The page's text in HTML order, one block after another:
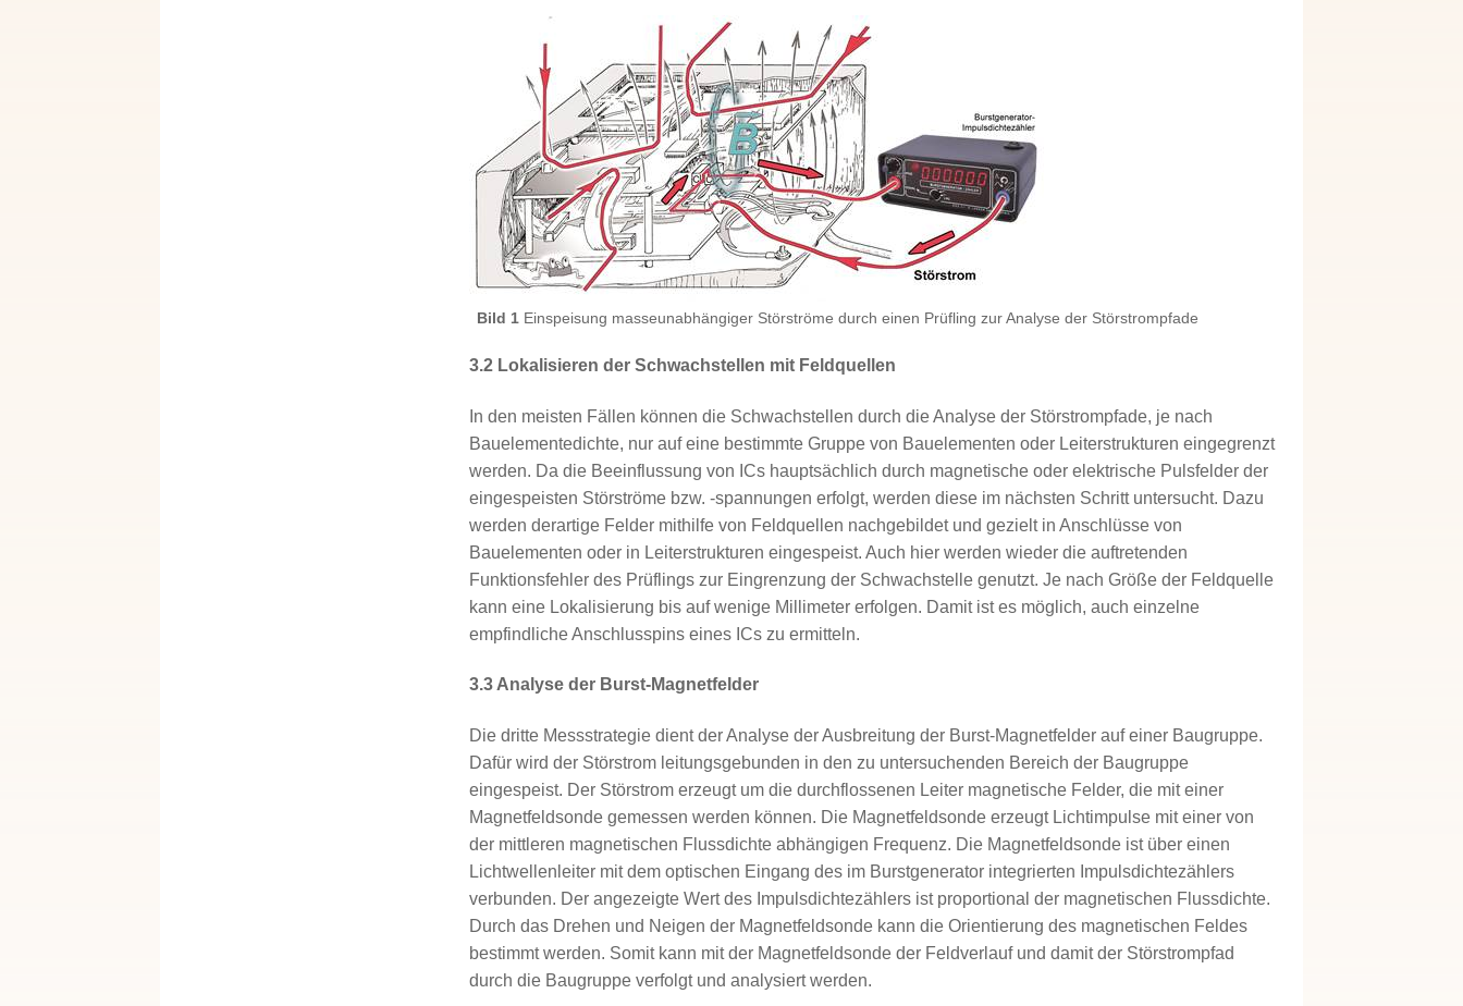
Bild 1 Einspeisung masseunabhängiger Störströme durch einen Prüfling zur Analyse der Störstrompfade
3.2 Lokalisieren der Schwachstellen mit Feldquellen
In den meisten Fällen können die Schwachstellen durch die Analyse der Störstrompfade, je nach
Bauelementedichte, nur auf eine bestimmte Gruppe von Bauelementen oder Leiterstrukturen eingegrenzt
werden. Da die Beeinflussung von ICs hauptsächlich durch magnetische oder elektrische Pulsfelder der
eingespeisten Störströme bzw. -spannungen erfolgt, werden diese im nächsten Schritt untersucht. Dazu
werden derartige Felder mithilfe von Feldquellen nachgebildet und gezielt in Anschlüsse von
Bauelementen oder in Leiterstrukturen eingespeist. Auch hier werden wieder die auftretenden
Funktionsfehler des Prüflings zur Eingrenzung der Schwachstelle genutzt. Je nach Größe der Feldquelle
kann eine Lokalisierung bis auf wenige Millimeter erfolgen. Damit ist es möglich, auch einzelne
empfindliche Anschlusspins eines ICs zu ermitteln.
3.3 Analyse der Burst-Magnetfelder
Die dritte Messstrategie dient der Analyse der Ausbreitung der Burst-Magnetfelder auf einer Baugruppe.
Dafür wird der Störstrom leitungsgebunden in den zu untersuchenden Bereich der Baugruppe
eingespeist. Der Störstrom erzeugt um die durchflossenen Leiter magnetische Felder, die mit einer
Magnetfeldsonde gemessen werden können. Die Magnetfeldsonde erzeugt Lichtimpulse mit einer von
der mittleren magnetischen Flussdichte abhängigen Frequenz. Die Magnetfeldsonde ist über einen
Lichtwellenleiter mit dem optischen Eingang des im Burstgenerator integrierten Impulsdichtezählers
verbunden. Der angezeigte Wert des Impulsdichtezählers ist proportional der magnetischen Flussdichte.
Durch das Drehen und Neigen der Magnetfeldsonde kann die Orientierung des magnetischen Feldes
bestimmt werden. Somit kann mit der Magnetfeldsonde der Feldverlauf und damit der Störstrompfad
durch die Baugruppe verfolgt und analysiert werden.